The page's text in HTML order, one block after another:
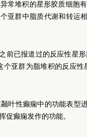
常堆积的星形胶质细胞
亚群中脂质代谢和转运
前已报道过的反应性星
个亚群为脂堆积的反应
叶性癫痫中的功能表型
促癫痫发作的功能。